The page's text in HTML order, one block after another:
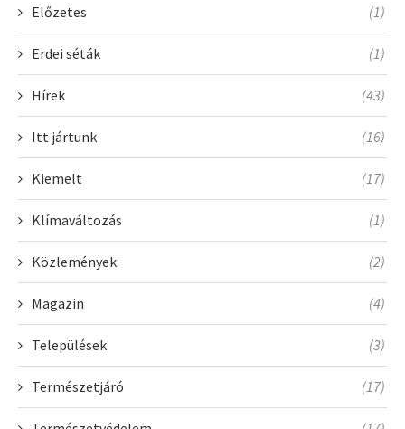
Előzetes (1)
Erdei séták (1)
Hírek (43)
Itt jártunk (16)
Kiemelt (17)
Klímaváltozás (1)
Közlemények (2)
Magazin (4)
Települések (3)
Természetjáró (17)